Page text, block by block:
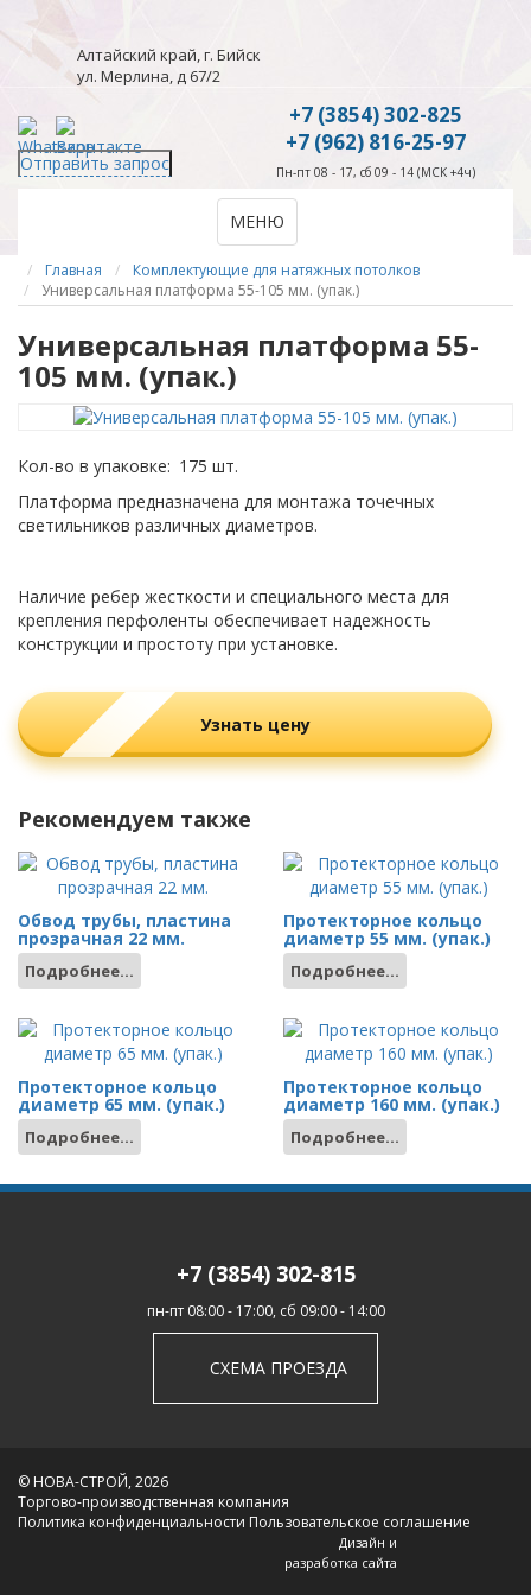
Алтайский край, г. Бийск
ул. Мерлина, д 67/2
Отправить запрос
+7 (3854) 302-825
+7 (962) 816-25-97
Пн-пт 08 - 17, сб 09 - 14 (МСК +4ч)
МЕНЮ
Главная
Комплектующие для натяжных потолков
Универсальная платформа 55-105 мм. (упак.)
Универсальная платформа 55-
105 мм. (упак.)
Кол-во в упаковке: 175 шт.
Платформа предназначена для монтажа точечных
светильников различных диаметров.
Наличие ребер жесткости и специального места для
крепления перфоленты обеспечивает надежность
конструкции и простоту при установке.
Узнать цену
Рекомендуем также
Обвод трубы, пластина
прозрачная 22 мм.
Подробнее...
Протекторное кольцо
диаметр 55 мм. (упак.)
Подробнее...
Протекторное кольцо
диаметр 65 мм. (упак.)
Подробнее...
Протекторное кольцо
диаметр 160 мм. (упак.)
Подробнее...
+7 (3854) 302-815
пн-пт 08:00 - 17:00, сб 09:00 - 14:00
СХЕМА ПРОЕЗДА
© НОВА-СТРОЙ, 2026
Торгово-производственная компания
Политика конфиденциальности Пользовательское соглашение
Дизайн и
разработка сайта